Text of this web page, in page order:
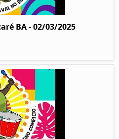
BA - 02/03/2025